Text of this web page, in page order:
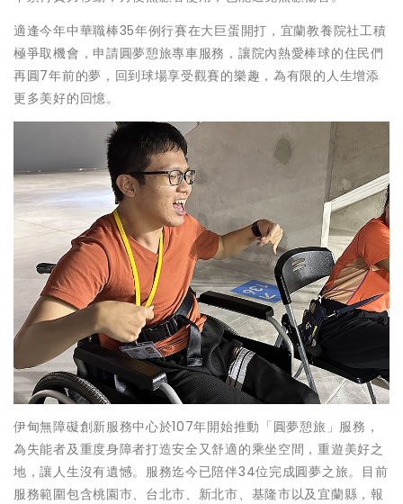
適逢今年中華職棒35年例行賽在大巨蛋開打，宜蘭教養院社工積
極爭取機會，申請圓夢憩旅專車服務，讓院內熱愛棒球的住民們
再圓7年前的夢，回到球場享受觀賽的樂趣，為有限的人生增添
更多美好的回憶。
伊甸無障礙創新服務中心於107年開始推動「圓夢憩旅」服務，
為失能者及重度身障者打造安全又舒適的乘坐空間，重遊美好之
地，讓人生沒有遺憾。服務迄今已陪伴34位完成圓夢之旅。目前
服務範圍包含桃園市、台北市、新北市、基隆市以及宜蘭縣，報